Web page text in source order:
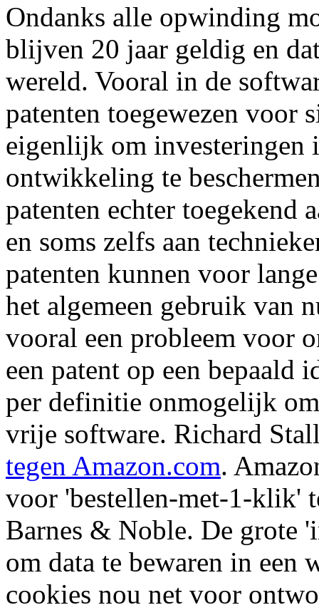
Ondanks alle opwinding
blijven 20 jaar geldig en
wereld. Vooral in de
patenten toegewezen voor
eigenlijk om investeringen
ontwikkeling te
patenten echter toegekend
en soms zelfs aan
patenten kunnen voor
het algemeen gebruik van
vooral een probleem voor
een patent op een bepaald
per definitie onmogelijk
vrije software. Richard
tegen Amazon.com.
voor 'bestellen-met-1-klik'
Barnes & Noble. De grote
om data te bewaren in een
cookies nou net voor